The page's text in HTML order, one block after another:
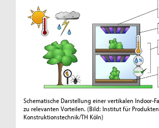
Schematische Darstellung einer vertikalen Indoor-
zu relevanten Vorteilen. (Bild: Institut für
Konstruktionstechnik/TH Köln)